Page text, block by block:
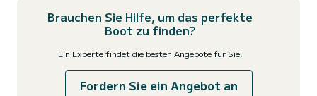
Brauchen Sie Hilfe, um das perfekte
Boot zu finden?
Ein Experte findet die besten Angebote für Sie!
Fordern Sie ein Angebot an